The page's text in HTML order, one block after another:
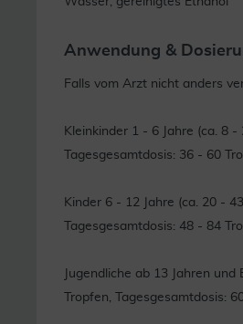
Anwendung &
Falls vom Arzt nicht anders
Kleinkinder 1 - 6 Jahre (ca. 8
Tagesgesamtdosis: 36 - 60
Kinder 6 - 12 Jahre (ca. 20 -
Tagesgesamtdosis: 48 - 84
Jugendliche ab 13 Jahren
Tropfen, Tagesgesamtdosis: